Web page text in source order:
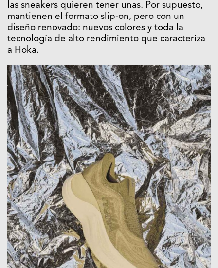
las sneakers quieren tener unas. Por supuesto,
mantienen el formato slip-on, pero con un
diseño renovado: nuevos colores y toda la
tecnología de alto rendimiento que caracteriza
a Hoka.